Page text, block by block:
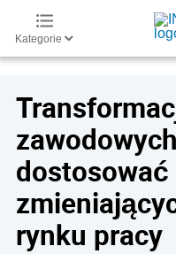
Kategorie
dostosować
rynku pracy